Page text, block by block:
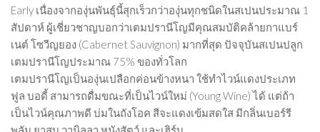
Early เนื่องจากองุ่นพันธุ์นี้สุกเร็วกว่าองุ่นทุกชนิดในสเปนประมาณ 1
สัปดาห์ ผู้เชี่ยวชาญบอกว่าเตมปรานีโญมีคุณสมบัติคล้ายกาแบร์
เนต์ โซวีญยอง (Cabernet Sauvignon) มากที่สุด ปัจจุบันสเปนปลูก
เตมปรานีโญประมาณ 75% ของทั่วโลก
เตมปรานีโญเป็นองุ่นเปลือกค่อนข้างหนา ใช้ทำไวน์แดงประเภท
ฟูล บอดี้ สามารถดื่มขณะที่เป็นไวน์ใหม่ (Young Wine) ได้ แต่ถ้า
เป็นไวน์คุณภาพดี บ่มในถังโอค สีจะแดงเข้มสดใส มีกลิ่นเบอร์รี